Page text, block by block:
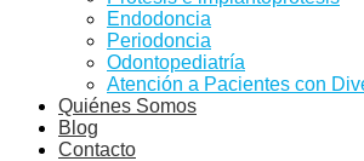
Endodoncia
Periodoncia
Odontopediatría
Atención a Pacientes con
Quiénes Somos
Blog
Contacto